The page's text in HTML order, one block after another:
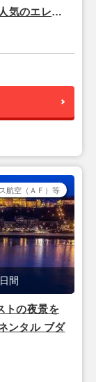
気のエレガ
どのアレン
トの夜景を
ンタル ブダ
間
航空（ＡＦ）等